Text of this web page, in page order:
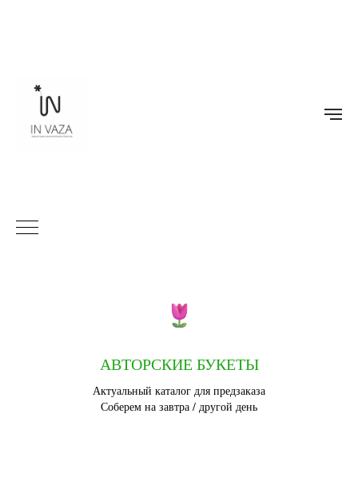
АВТОРСКИЕ БУКЕТЫ
Актуальный каталог для предзаказа
Соберем на завтра / другой день